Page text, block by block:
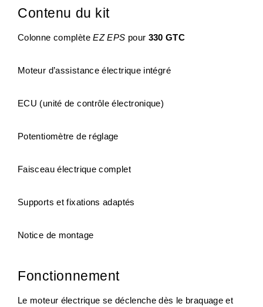
Contenu du kit
Colonne complète EZ EPS pour 330 GTC
Moteur d’assistance électrique intégré
ECU (unité de contrôle électronique)
Potentiomètre de réglage
Faisceau électrique complet
Supports et fixations adaptés
Notice de montage
Fonctionnement
Le moteur électrique se déclenche dès le braquage et